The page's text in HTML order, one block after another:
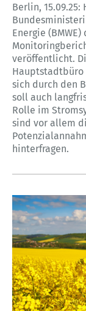
Berlin, 15.09.25:
Energie
veröffentlicht.
Hauptstadtbüro
sich durch den
soll auch
Rolle im
sind vor allem
hinterfragen.